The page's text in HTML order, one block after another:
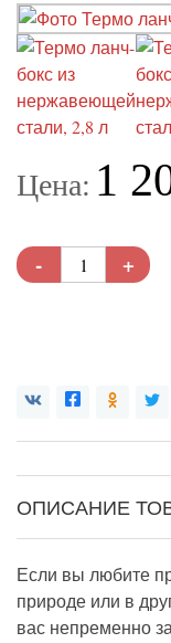
Цена: 1
- +
ОПИСАНИЕ
Если вы любите
природе или в
вас непременно